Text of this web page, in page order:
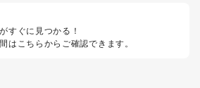
すぐに見つかる！
はこちらからご確認できます。